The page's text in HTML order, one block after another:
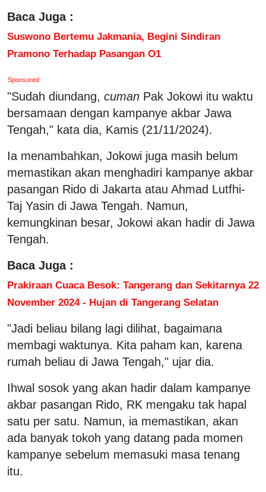
Baca Juga :
Suswono Bertemu Jakmania, Begini Sindiran
Pramono Terhadap Pasangan O1
Sponsored
"Sudah diundang, cuman Pak Jokowi itu waktu
bersamaan dengan kampanye akbar Jawa
Tengah," kata dia, Kamis (21/11/2024).
Ia menambahkan, Jokowi juga masih belum
memastikan akan menghadiri kampanye akbar
pasangan Rido di Jakarta atau Ahmad Lutfhi-
Taj Yasin di Jawa Tengah. Namun,
kemungkinan besar, Jokowi akan hadir di Jawa
Tengah.
Baca Juga :
Prakiraan Cuaca Besok: Tangerang dan Sekitarnya 22
November 2024 - Hujan di Tangerang Selatan
"Jadi beliau bilang lagi dilihat, bagaimana
membagi waktunya. Kita paham kan, karena
rumah beliau di Jawa Tengah," ujar dia.
Ihwal sosok yang akan hadir dalam kampanye
akbar pasangan Rido, RK mengaku tak hapal
satu per satu. Namun, ia memastikan, akan
ada banyak tokoh yang datang pada momen
kampanye sebelum memasuki masa tenang
itu.